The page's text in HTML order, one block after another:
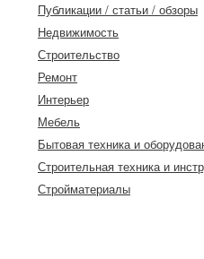
Публикации / статьи / обзоры
Недвижимость
Строительство
Ремонт
Интерьер
Мебель
Бытовая техника и
Строительная техника и
Стройматериалы